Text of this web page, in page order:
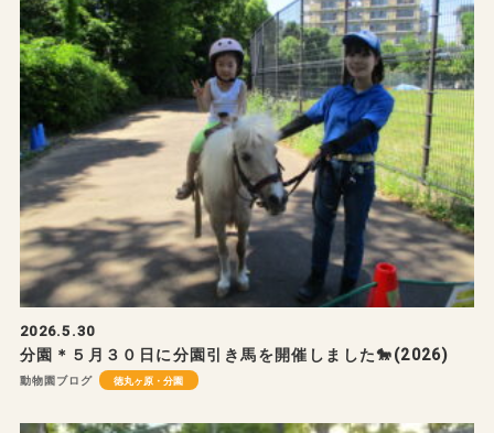
2026.5.30
分園＊５月３０日に分園引き馬を開催しました🐎(2026)
動物園ブログ 徳丸ヶ原・分園